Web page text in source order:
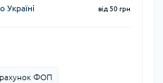
Україні від 50 грн
ФОП